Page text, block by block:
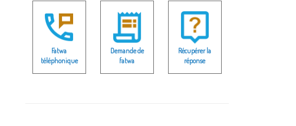
Fatwa
téléphonique
Demande de
fatwa
Récupérer la
réponse